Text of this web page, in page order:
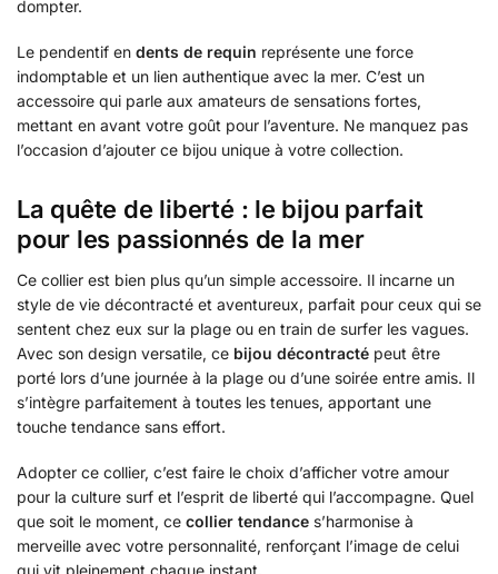
dompter.
Le pendentif en dents de requin représente une force
indomptable et un lien authentique avec la mer. C’est un
accessoire qui parle aux amateurs de sensations fortes,
mettant en avant votre goût pour l’aventure. Ne manquez pas
l’occasion d’ajouter ce bijou unique à votre collection.
La quête de liberté : le bijou parfait
pour les passionnés de la mer
Ce collier est bien plus qu’un simple accessoire. Il incarne un
style de vie décontracté et aventureux, parfait pour ceux qui se
sentent chez eux sur la plage ou en train de surfer les vagues.
Avec son design versatile, ce bijou décontracté peut être
porté lors d’une journée à la plage ou d’une soirée entre amis. Il
s’intègre parfaitement à toutes les tenues, apportant une
touche tendance sans effort.
Adopter ce collier, c’est faire le choix d’afficher votre amour
pour la culture surf et l’esprit de liberté qui l’accompagne. Quel
que soit le moment, ce collier tendance s’harmonise à
merveille avec votre personnalité, renforçant l’image de celui